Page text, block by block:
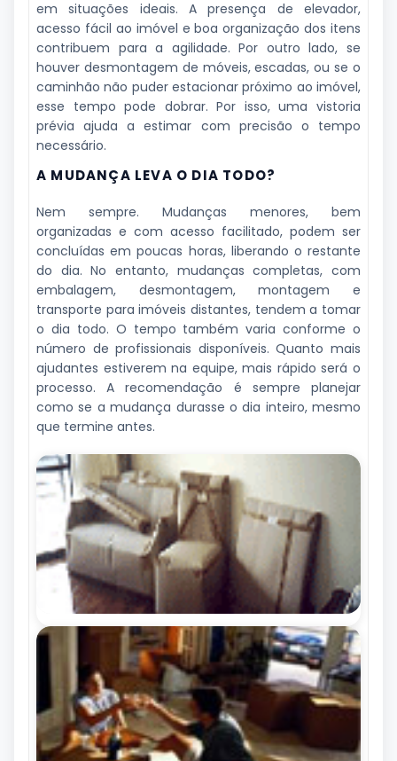
em situações ideais. A presença de elevador,
acesso fácil ao imóvel e boa organização dos itens
contribuem para a agilidade. Por outro lado, se
houver desmontagem de móveis, escadas, ou se o
caminhão não puder estacionar próximo ao imóvel,
esse tempo pode dobrar. Por isso, uma vistoria
prévia ajuda a estimar com precisão o tempo
necessário.
A MUDANÇA LEVA O DIA TODO?
Nem sempre. Mudanças menores, bem
organizadas e com acesso facilitado, podem ser
concluídas em poucas horas, liberando o restante
do dia. No entanto, mudanças completas, com
embalagem, desmontagem, montagem e
transporte para imóveis distantes, tendem a tomar
o dia todo. O tempo também varia conforme o
número de profissionais disponíveis. Quanto mais
ajudantes estiverem na equipe, mais rápido será o
processo. A recomendação é sempre planejar
como se a mudança durasse o dia inteiro, mesmo
que termine antes.